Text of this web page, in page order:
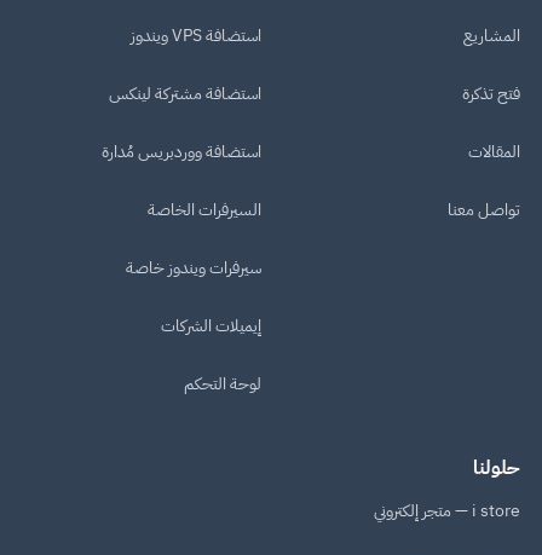
المشاريع
فتح تذكرة
المقالات
تواصل معنا
استضافة VPS ويندوز
استضافة مشتركة لينكس
استضافة ووردبريس مُدارة
السيرفرات الخاصة
سيرفرات ويندوز خاصة
إيميلات الشركات
لوحة التحكم
حلولنا
i store — متجر إلكتروني